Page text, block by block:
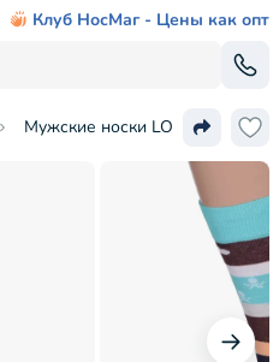
Клуб НосМаг - Цены как опт
Мужские носки LORENZline